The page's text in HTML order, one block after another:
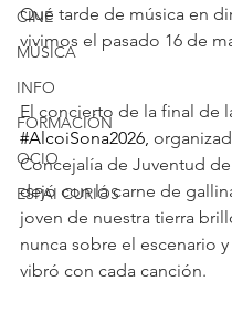
CINE
MÚSICA
INFO
FORMACIÓN
OCIO
ESPAI CURIÓS
Qué tarde de música en
vivimos el pasado 16 de
El concierto de la final de
#AlcoiSona2026,
Concejalía de Juventud
dejó con la carne de
joven de nuestra tierra
nunca sobre el escenario
vibró con cada canción.